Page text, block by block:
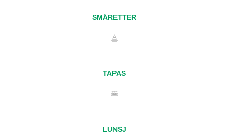
SMÅRETTER
TAPAS
LUNSJ